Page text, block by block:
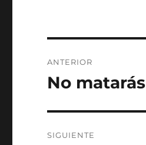
de
ANTERIOR
Entrada
No matarás
SIGUIENTE